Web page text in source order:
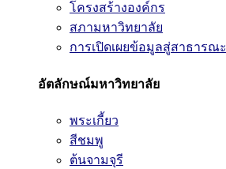
โครงสร้างองค์กร
สภามหาวิทยาลัย
การเปิดเผยข้อมูลสู่สาธารณะ
อัตลักษณ์มหาวิทยาลัย
พระเกี้ยว
สีชมพู
ต้นจามจุรี